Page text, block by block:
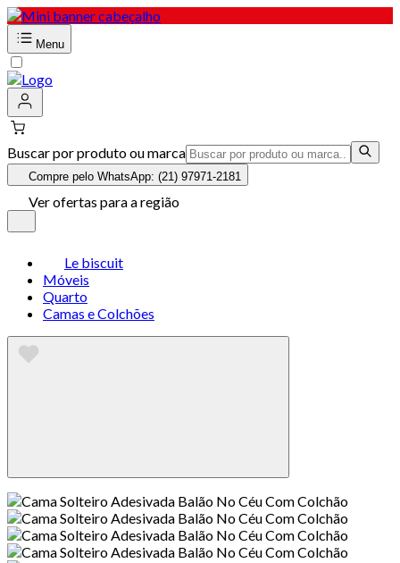
Menu
Buscar por produto ou marca
Compre pelo WhatsApp: (21) 97971-2181
Ver ofertas para a região
Le biscuit
Móveis
Quarto
Camas e Colchões